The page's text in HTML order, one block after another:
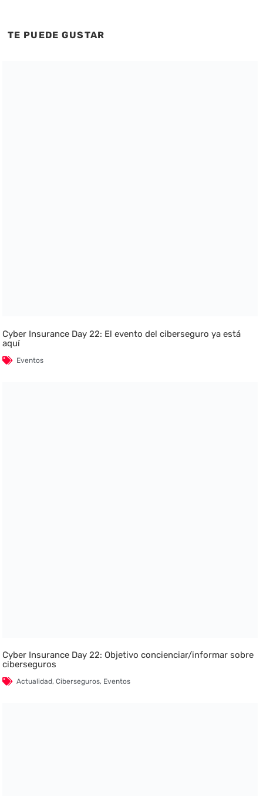
TE PUEDE GUSTAR
Cyber Insurance Day 22: El evento del ciberseguro ya está
aquí
Eventos
Cyber Insurance Day 22: Objetivo concienciar/informar sobre
ciberseguros
Actualidad,Ciberseguros, Eventos